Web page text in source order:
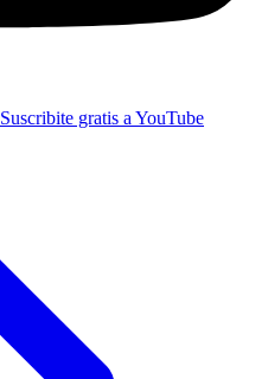
Suscribite gratis a YouTube